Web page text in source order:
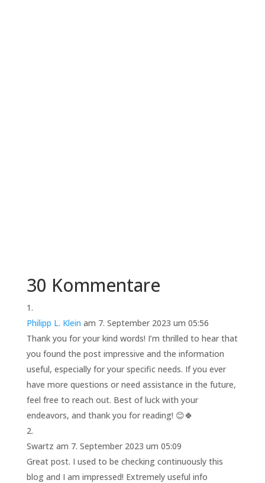
30 Kommentare
Philipp L. Klein am 7. September 2023 um 05:56
Thank you for your kind words! I’m thrilled to hear that
you found the post impressive and the information
useful, especially for your specific needs. If you ever
have more questions or need assistance in the future,
feel free to reach out. Best of luck with your
endeavors, and thank you for reading! 😊🍀
Swartz am 7. September 2023 um 05:09
Great post. I used to be checking continuously this
blog and I am impressed! Extremely useful info